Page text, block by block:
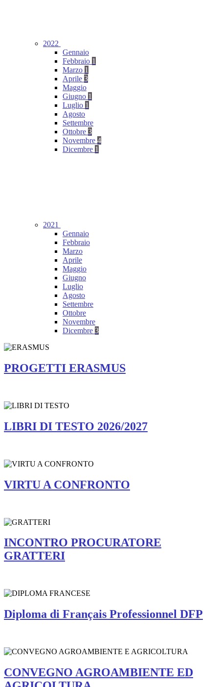
2022
Gennaio
Febbraio 1
Marzo 1
Aprile 3
Maggio
Giugno 1
Luglio 1
Agosto
Settembre
Ottobre 3
Novembre 4
Dicembre 1
2021
Gennaio
Febbraio
Marzo
Aprile
Maggio
Giugno
Luglio
Agosto
Settembre
Ottobre
Novembre
Dicembre 3
PROGETTI ERASMUS
LIBRI DI TESTO 2026/2027
VIRTU A CONFRONTO
INCONTRO PROCURATORE
GRATTERI
Diploma di Français Professionnel DFP
CONVEGNO AGROAMBIENTE ED